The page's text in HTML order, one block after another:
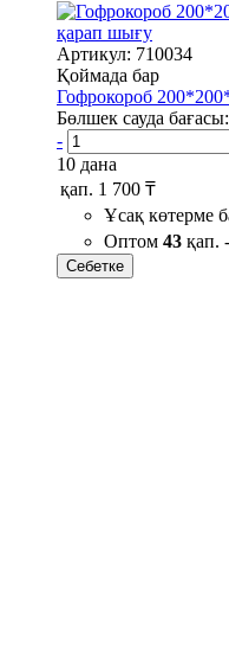
қарап шығу
Артикул: 710034
Қоймада бар
Гофрокороб
Бөлшек сауда бағасы:
-
10 дана
қап. 1 700 ₸
Ұсақ көтерме
Оптом 43 қап. -
Себетке